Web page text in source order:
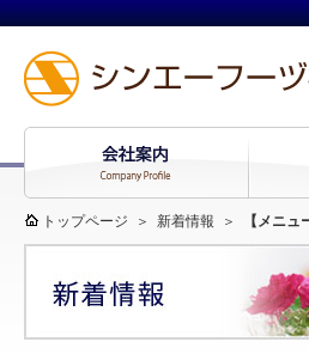
トップページ ＞ 新着情報 ＞ 【メニ